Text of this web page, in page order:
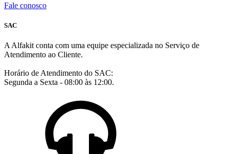
Fale conosco
SAC
A Alfakit conta com uma equipe especializada no Serviço de
Atendimento ao Cliente.
Horário de Atendimento do SAC:
Segunda a Sexta - 08:00 às 12:00.